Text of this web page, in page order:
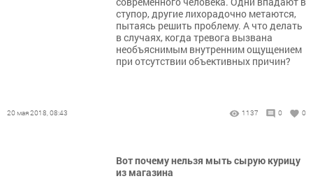
ступор, другие лихорадочно метаются,
пытаясь решить проблему. А что делать
в случаях, когда тревога вызвана
необъяснимым внутренним ощущением
при отсутствии объективных причин?
20 мая 2018, 08:43 1137 0 0
Вот почему нельзя мыть сырую курицу
из магазина